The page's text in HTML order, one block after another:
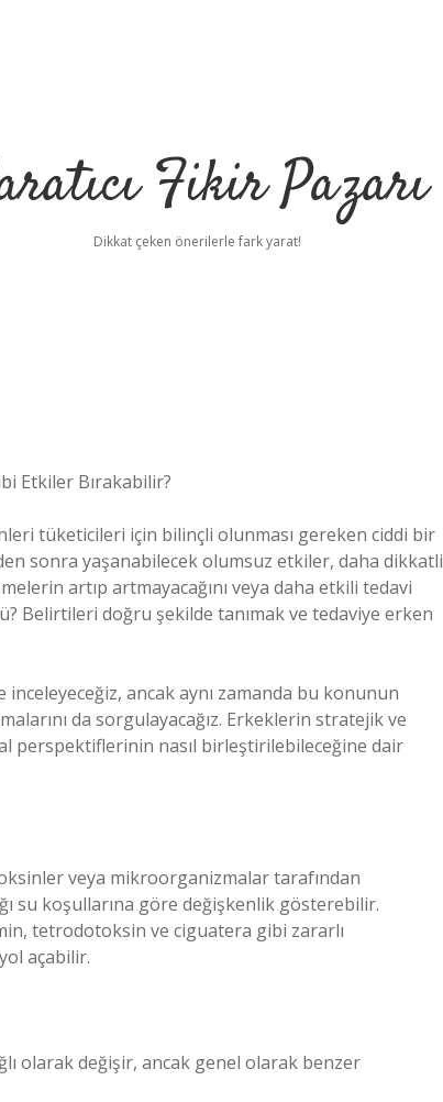
Fikir Pazarı
Dikkat çeken önerilerle fark yarat!
Etkiler Bırakabilir?
tüketicileri için bilinçli olunması gereken ciddi bir
sonra yaşanabilecek olumsuz etkiler, daha dikkatli
artıp artmayacağını veya daha etkili tedavi
Belirtileri doğru şekilde tanımak ve tedaviye erken
ancak aynı zamanda bu konunun
da sorgulayacağız. Erkeklerin stratejik ve
perspektiflerinin nasıl birleştirilebileceğine dair
veya mikroorganizmalar tarafından
su koşullarına göre değişkenlik gösterebilir.
tetrodotoksin ve ciguatera gibi zararlı
açabilir.
olarak değişir, ancak genel olarak benzer